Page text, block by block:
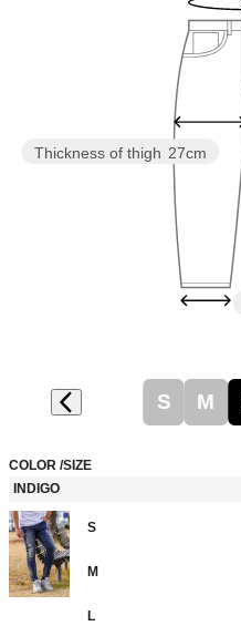
Thickness of thigh 27cm
S M
COLOR SIZE
INDIGO
S
M
L